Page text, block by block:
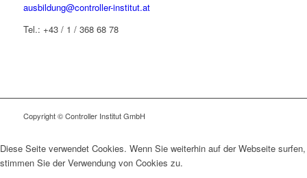
ausbildung@controller-institut.at
Tel.: +43 / 1 / 368 68 78
Copyright © Controller Institut GmbH
Diese Seite verwendet Cookies. Wenn Sie weiterhin auf der Webseite surfen,
stimmen Sie der Verwendung von Cookies zu.